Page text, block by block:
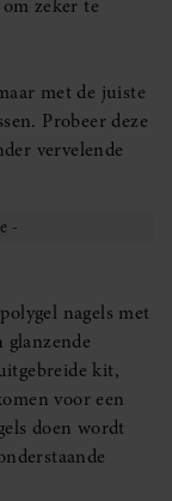
zeker te
met de juiste
Probeer deze
vervelende
nagels met
glanzende
kit,
voor een
doen wordt